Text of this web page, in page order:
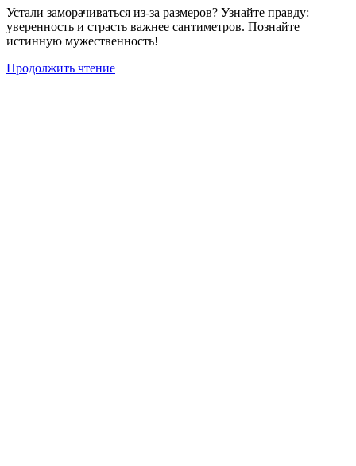
Устали заморачиваться из-за размеров? Узнайте правду:
уверенность и страсть важнее сантиметров. Познайте
истинную мужественность!
Продолжить чтение